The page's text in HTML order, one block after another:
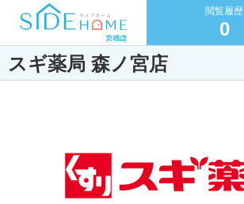
閲覧履歴
0
スギ薬局 森ノ宮店